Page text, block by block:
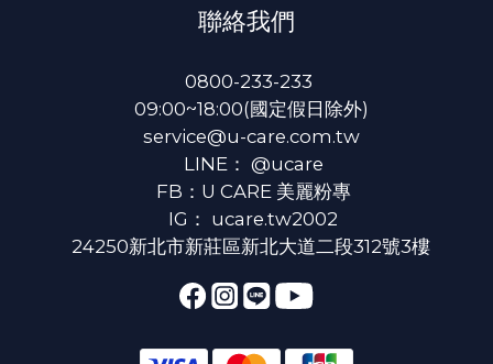
聯絡我們
0800-233-233
09:00~18:00(國定假日除外)
service@u-care.com.tw
LINE： @ucare
FB： U CARE 美麗粉專
IG： ucare.tw2002
24250新北市新莊區新北大道二段312號3樓